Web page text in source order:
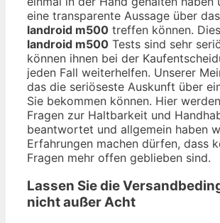
eine transparente Aussage über das
landroid m500 treffen können.
landroid m500 Tests sind sehr
können ihnen bei der
jeden Fall weiterhelfen. Unserer
das die seriöseste Auskunft über
Sie bekommen können. Hier
Fragen zur Haltbarkeit und
beantwortet und allgemein haben
Erfahrungen machen dürfen, dass
Fragen mehr offen geblieben sind.
Lassen Sie die
nicht außer Acht